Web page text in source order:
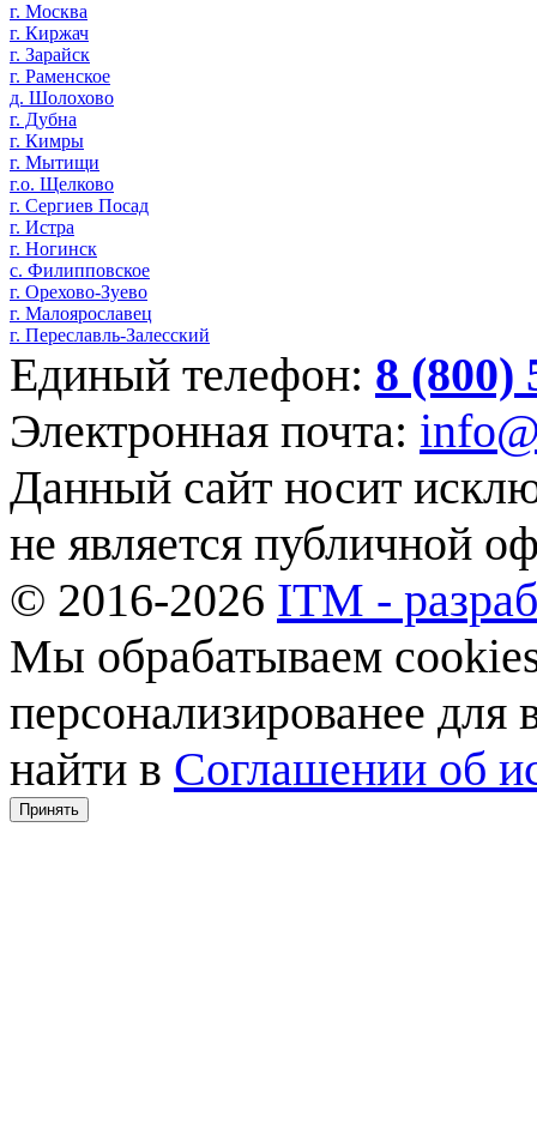
г. Москва
г. Киржач
г. Зарайск
г. Раменское
д. Шолохово
г. Дубна
г. Кимры
г. Мытищи
г.о. Щелково
г. Сергиев Посад
г. Истра
г. Ногинск
с. Филипповское
г. Орехово-Зуево
г. Малоярославец
г. Переславль-Залесский
Единый телефон: 8 (800)
Электронная почта:
Данный сайт носит
не является публичной
© 2016-2026 ITM -
Мы обрабатываем
персонализированее
найти в Соглашении об
Принять